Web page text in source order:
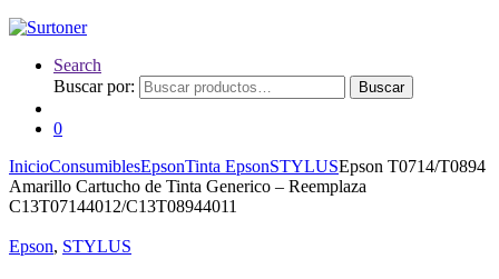
Search
Buscar por:
Buscar
0
InicioConsumiblesEpsonTinta EpsonSTYLUSEpson T0714/T0894
Amarillo Cartucho de Tinta Generico – Reemplaza
C13T07144012/C13T08944011
Epson, STYLUS